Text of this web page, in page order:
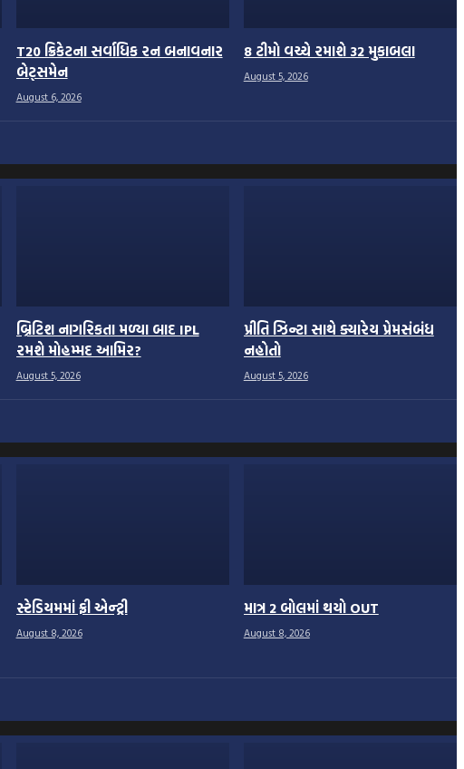
T20 ક્રિકેટના સર્વાધિક રન બનાવનાર
બેટ્સમેન
August 6, 2026
8 ટીમો વચ્ચે રમાશે 32 મુકાબલા
August 5, 2026
બ્રિટિશ નાગરિકતા મળ્યા બાદ IPL
રમશે મોહમ્મદ આમિર?
August 5, 2026
પ્રીતિ ઝિન્ટા સાથે ક્યારેય પ્રેમસંબંધ
નહોતો
August 5, 2026
સ્ટેડિયમમાં ફ્રી એન્ટ્રી
August 8, 2026
માત્ર 2 બોલમાં થયો OUT
August 8, 2026